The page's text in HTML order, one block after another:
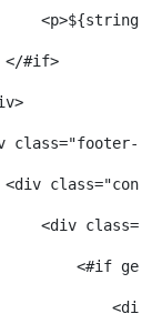
</#if>
<div
<div
<#if